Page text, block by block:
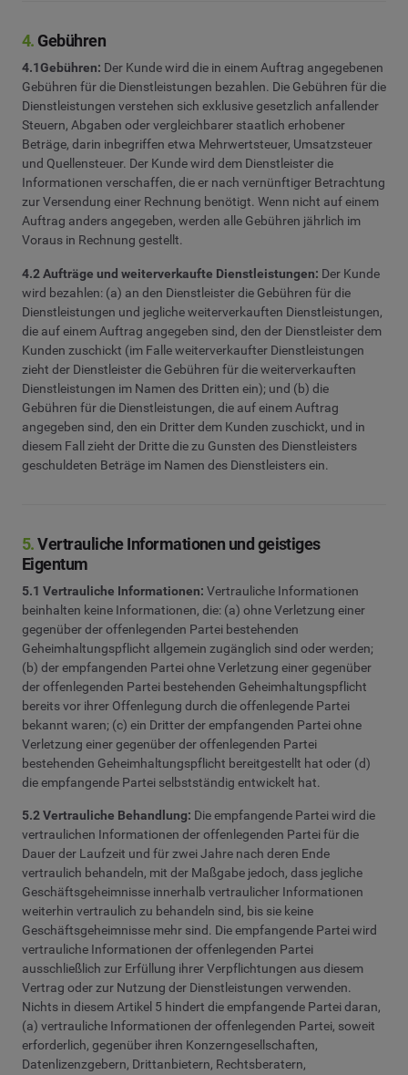
4. Gebühren
4.1Gebühren: Der Kunde wird die in einem Auftrag angegebenen
Gebühren für die Dienstleistungen bezahlen. Die Gebühren für die
Dienstleistungen verstehen sich exklusive gesetzlich anfallender
Steuern, Abgaben oder vergleichbarer staatlich erhobener
Beträge, darin inbegriffen etwa Mehrwertsteuer, Umsatzsteuer
und Quellensteuer. Der Kunde wird dem Dienstleister die
Informationen verschaffen, die er nach vernünftiger Betrachtung
zur Versendung einer Rechnung benötigt. Wenn nicht auf einem
Auftrag anders angegeben, werden alle Gebühren jährlich im
Voraus in Rechnung gestellt.
4.2 Aufträge und weiterverkaufte Dienstleistungen: Der Kunde
wird bezahlen: (a) an den Dienstleister die Gebühren für die
Dienstleistungen und jegliche weiterverkauften Dienstleistungen,
die auf einem Auftrag angegeben sind, den der Dienstleister dem
Kunden zuschickt (im Falle weiterverkaufter Dienstleistungen
zieht der Dienstleister die Gebühren für die weiterverkauften
Dienstleistungen im Namen des Dritten ein); und (b) die
Gebühren für die Dienstleistungen, die auf einem Auftrag
angegeben sind, den ein Dritter dem Kunden zuschickt, und in
diesem Fall zieht der Dritte die zu Gunsten des Dienstleisters
geschuldeten Beträge im Namen des Dienstleisters ein.
5.Vertrauliche Informationen und geistiges
Eigentum
5.1 Vertrauliche Informationen: Vertrauliche Informationen
beinhalten keine Informationen, die: (a) ohne Verletzung einer
gegenüber der offenlegenden Partei bestehenden
Geheimhaltungspflicht allgemein zugänglich sind oder werden;
(b) der empfangenden Partei ohne Verletzung einer gegenüber
der offenlegenden Partei bestehenden Geheimhaltungspflicht
bereits vor ihrer Offenlegung durch die offenlegende Partei
bekannt waren; (c) ein Dritter der empfangenden Partei ohne
Verletzung einer gegenüber der offenlegenden Partei
bestehenden Geheimhaltungspflicht bereitgestellt hat oder (d)
die empfangende Partei selbstständig entwickelt hat.
5.2 Vertrauliche Behandlung: Die empfangende Partei wird die
vertraulichen Informationen der offenlegenden Partei für die
Dauer der Laufzeit und für zwei Jahre nach deren Ende
vertraulich behandeln, mit der Maßgabe jedoch, dass jegliche
Geschäftsgeheimnisse innerhalb vertraulicher Informationen
weiterhin vertraulich zu behandeln sind, bis sie keine
Geschäftsgeheimnisse mehr sind. Die empfangende Partei wird
vertrauliche Informationen der offenlegenden Partei
ausschließlich zur Erfüllung ihrer Verpflichtungen aus diesem
Vertrag oder zur Nutzung der Dienstleistungen verwenden.
Nichts in diesem Artikel 5 hindert die empfangende Partei daran,
(a) vertrauliche Informationen der offenlegenden Partei, soweit
erforderlich, gegenüber ihren Konzerngesellschaften,
Datenlizenzgebern, Drittanbietern, Rechtsberatern,